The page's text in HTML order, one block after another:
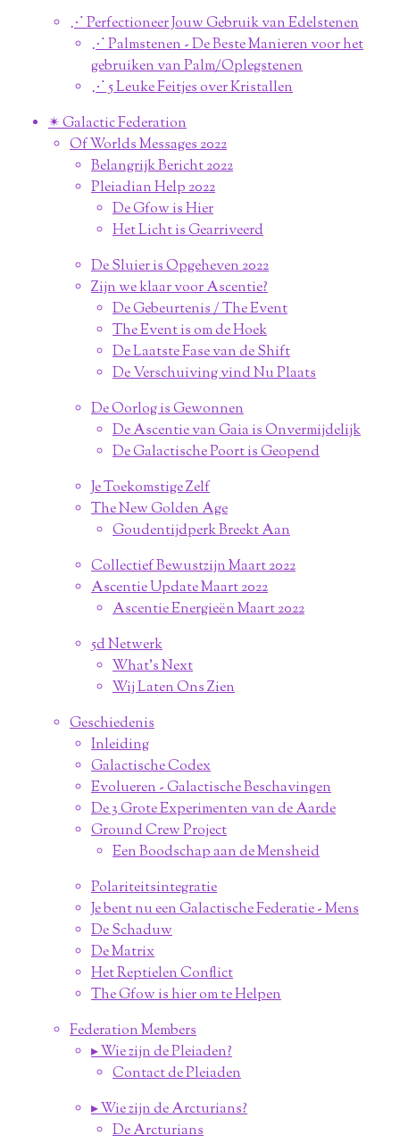
⋰ Perfectioneer Jouw Gebruik van Edelstenen
⋰ Palmstenen - De Beste Manieren voor het
gebruiken van Palm/Oplegstenen
⋰ 5 Leuke Feitjes over Kristallen
✴︎ Galactic Federation
Of Worlds Messages 2022
Belangrijk Bericht 2022
Pleiadian Help 2022
De Gfow is Hier
Het Licht is Gearriveerd
De Sluier is Opgeheven 2022
Zijn we klaar voor Ascentie?
De Gebeurtenis / The Event
The Event is om de Hoek
De Laatste Fase van de Shift
De Verschuiving vind Nu Plaats
De Oorlog is Gewonnen
De Ascentie van Gaia is Onvermijdelijk
De Galactische Poort is Geopend
Je Toekomstige Zelf
The New Golden Age
Goudentijdperk Breekt Aan
Collectief Bewustzijn Maart 2022
Ascentie Update Maart 2022
Ascentie Energieën Maart 2022
5d Netwerk
What's Next
Wij Laten Ons Zien
Geschiedenis
Inleiding
Galactische Codex
Evolueren - Galactische Beschavingen
De 3 Grote Experimenten van de Aarde
Ground Crew Project
Een Boodschap aan de Mensheid
Polariteitsintegratie
Je bent nu een Galactische Federatie - Mens
De Schaduw
De Matrix
Het Reptielen Conflict
The Gfow is hier om te Helpen
Federation Members
▸ Wie zijn de Pleiaden?
Contact de Pleiaden
▸ Wie zijn de Arcturians?
De Arcturians